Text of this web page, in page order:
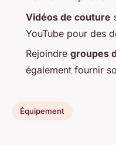
Vidéos de couture
YouTube pour des
Rejoindre groupes
également fournir
Équipement